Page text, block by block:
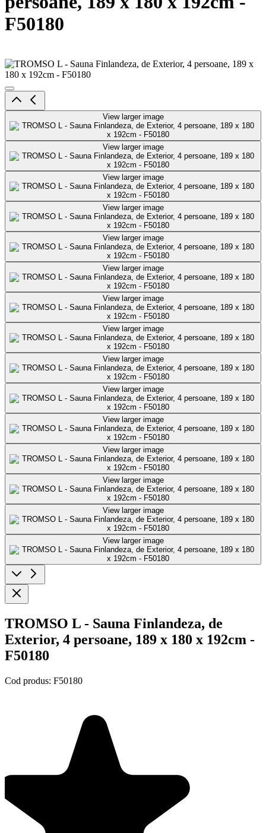
F50180
View larger image
View larger image
View larger image
View larger image
View larger image
View larger image
View larger image
View larger image
View larger image
View larger image
View larger image
View larger image
View larger image
View larger image
View larger image
TROMSO L - Sauna Finlandeza, de
Exterior, 4 persoane, 189 x 180 x 192cm -
F50180
Cod produs: F50180